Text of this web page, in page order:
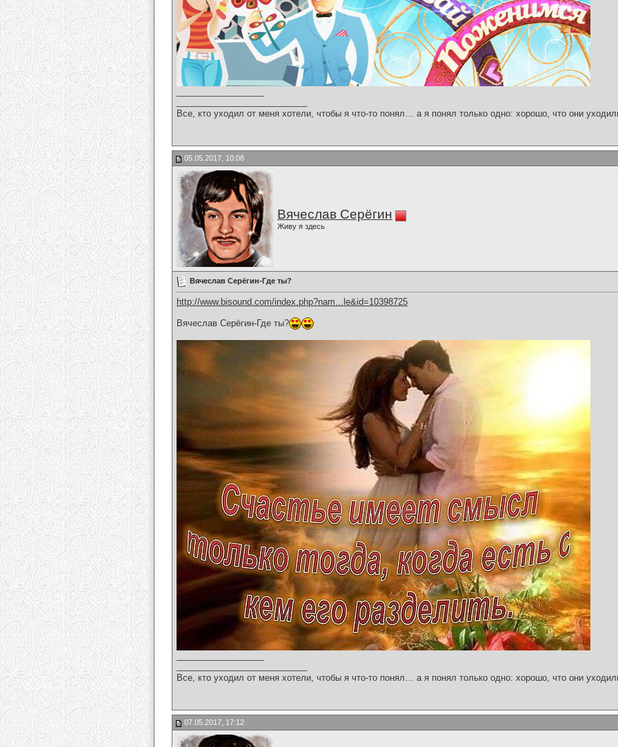
Все, кто уходил от меня хотели, чтобы я что-то понял… а я понял только одно: хорошо, что они
05.05.2017, 10:08
Вячеслав Серёгин
Живу я здесь
Вячеслав Серёгин-Где ты?
http://www.bisound.com/index.php?nam...le&id=10398725
Вячеслав Серёгин-Где ты?
Все, кто уходил от меня хотели, чтобы я что-то понял… а я понял только одно: хорошо, что они
07.05.2017, 17:12